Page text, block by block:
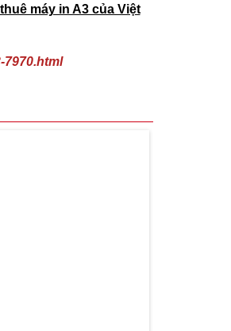
máy in A3 của Việt
7970.html